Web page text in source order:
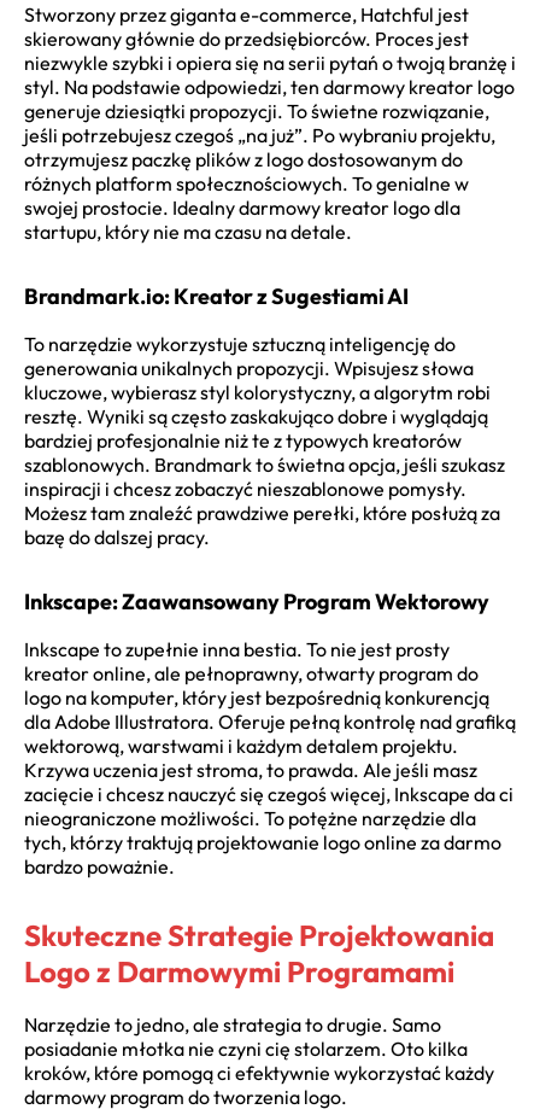
Stworzony przez giganta e-commerce, Hatchful jest
skierowany głównie do przedsiębiorców. Proces jest
niezwykle szybki i opiera się na serii pytań o twoją branżę i
styl. Na podstawie odpowiedzi, ten darmowy kreator logo
generuje dziesiątki propozycji. To świetne rozwiązanie,
jeśli potrzebujesz czegoś „na już”. Po wybraniu projektu,
otrzymujesz paczkę plików z logo dostosowanym do
różnych platform społecznościowych. To genialne w
swojej prostocie. Idealny darmowy kreator logo dla
startupu, który nie ma czasu na detale.
Brandmark.io: Kreator z Sugestiami AI
To narzędzie wykorzystuje sztuczną inteligencję do
generowania unikalnych propozycji. Wpisujesz słowa
kluczowe, wybierasz styl kolorystyczny, a algorytm robi
resztę. Wyniki są często zaskakująco dobre i wyglądają
bardziej profesjonalnie niż te z typowych kreatorów
szablonowych. Brandmark to świetna opcja, jeśli szukasz
inspiracji i chcesz zobaczyć nieszablonowe pomysły.
Możesz tam znaleźć prawdziwe perełki, które posłużą za
bazę do dalszej pracy.
Inkscape: Zaawansowany Program Wektorowy
Inkscape to zupełnie inna bestia. To nie jest prosty
kreator online, ale pełnoprawny, otwarty program do
logo na komputer, który jest bezpośrednią konkurencją
dla Adobe Illustratora. Oferuje pełną kontrolę nad grafiką
wektorową, warstwami i każdym detalem projektu.
Krzywa uczenia jest stroma, to prawda. Ale jeśli masz
zacięcie i chcesz nauczyć się czegoś więcej, Inkscape da ci
nieograniczone możliwości. To potężne narzędzie dla
tych, którzy traktują projektowanie logo online za darmo
bardzo poważnie.
Skuteczne Strategie Projektowania
Logo z Darmowymi Programami
Narzędzie to jedno, ale strategia to drugie. Samo
posiadanie młotka nie czyni cię stolarzem. Oto kilka
kroków, które pomogą ci efektywnie wykorzystać każdy
darmowy program do tworzenia logo.